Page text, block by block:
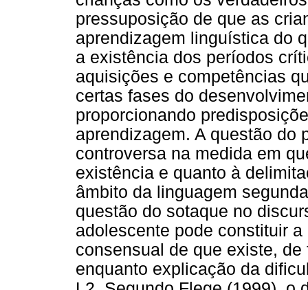
pressuposição de que as
aprendizagem linguística do
a existência dos períodos
aquisições e competências
certas fases do
proporcionando
aprendizagem. A questão do
controversa na medida em
existência e quanto à
âmbito da linguagem
questão do sotaque no
adolescente pode constituir
consensual de que existe,
enquanto explicação da